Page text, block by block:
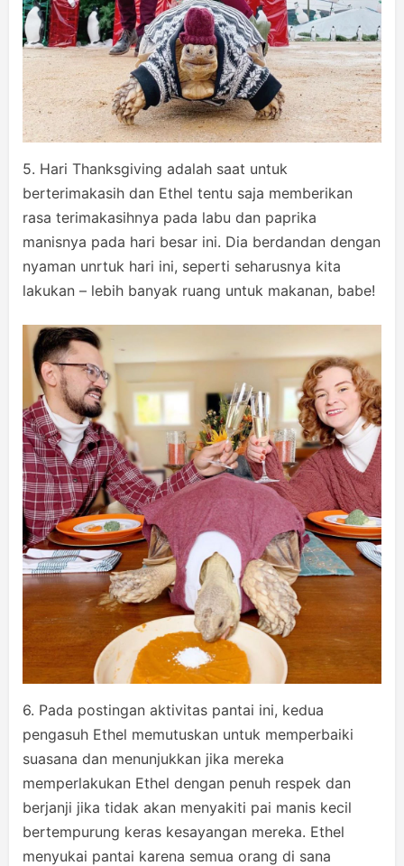
5. Hari Thanksgiving adalah saat untuk
berterimakasih dan Ethel tentu saja memberikan
rasa terimakasihnya pada labu dan paprika
manisnya pada hari besar ini. Dia berdandan dengan
nyaman unrtuk hari ini, seperti seharusnya kita
lakukan – lebih banyak ruang untuk makanan, babe!
6. Pada postingan aktivitas pantai ini, kedua
pengasuh Ethel memutuskan untuk memperbaiki
suasana dan menunjukkan jika mereka
memperlakukan Ethel dengan penuh respek dan
berjanji jika tidak akan menyakiti pai manis kecil
bertempurung keras kesayangan mereka. Ethel
menyukai pantai karena semua orang di sana